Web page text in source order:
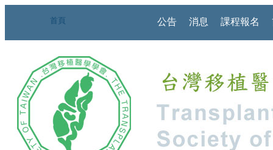
首頁 公告 消息 課程報名